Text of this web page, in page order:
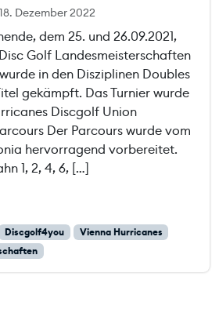
18. Dezember 2022
dem 25. und 26.09.2021,
Golf Landesmeisterschaften
in den Disziplinen Doubles
gekämpft. Das Turnier wurde
Discgolf Union
Der Parcours wurde vom
hervorragend vorbereitet.
1, 2, 4, 6, […]
Discgolf4you
Vienna Hurricanes